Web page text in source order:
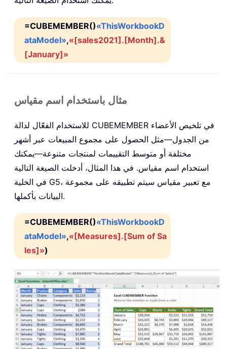
=CUBEMEMBER()«ThisWorkbookD
ataModel»,«[sales2021].[Month].&
[January]»
مثال باستخدام اسم مقياس
للاستخدام الفعّال لدالة CUBEMEMBER في تلخيص الأعضاء
من الجدول—مثل الحصول على مجموع المبيعات عبر أشهر
مختلفة أو متوسط التقييمات لمنتجات متنوعة—يمكنك
استخدام اسم مقياس. في هذا المثال، أدخلت الصيغة التالية
في الخلية G5، مع تعبير مقياس سيتم تطبيقه على مجموعة
البيانات بأكملها.
=CUBEMEMBER()«ThisWorkbookD
ataModel»,«[Measures].[Sum of Sa
les]»)